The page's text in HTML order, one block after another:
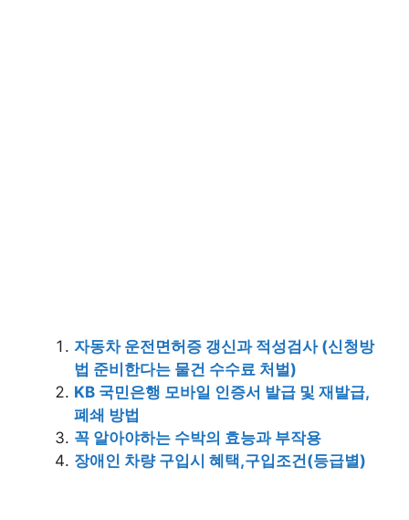
자동차 운전면허증 갱신과 적성검사 (신청방
법 준비한다는 물건 수수료 처벌)
KB 국민은행 모바일 인증서 발급 및 재발급,
폐쇄 방법
꼭 알아야하는 수박의 효능과 부작용
장애인 차량 구입시 혜택,구입조건(등급별)